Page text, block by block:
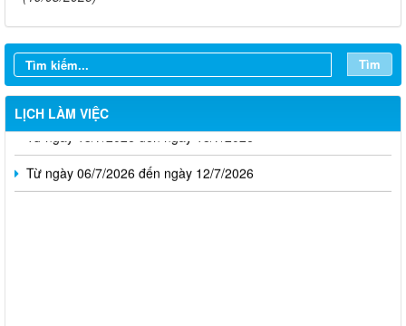
Tìm
LỊCH LÀM VIỆC
Từ ngày 27/7/2026 đến ngày 02/8/2026
Từ ngày 20/7/2026 đến ngày 26/7/2026
Từ ngày 13/7/2026 đến ngày 18/7/2026
Từ ngày 06/7/2026 đến ngày 12/7/2026